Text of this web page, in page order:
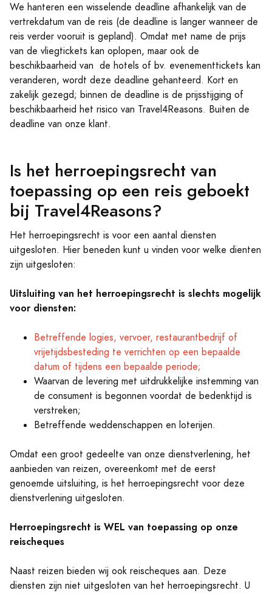
We hanteren een wisselende deadline afhankelijk van de
vertrekdatum van de reis (de deadline is langer wanneer de
reis verder vooruit is gepland). Omdat met name de prijs
van de vliegtickets kan oplopen, maar ook de
beschikbaarheid van de hotels of bv. evenementtickets kan
veranderen, wordt deze deadline gehanteerd. Kort en
zakelijk gezegd; binnen de deadline is de prijsstijging of
beschikbaarheid het risico van Travel4Reasons. Buiten de
deadline van onze klant.
Is het herroepingsrecht van
toepassing op een reis geboekt
bij Travel4Reasons?
Het herroepingsrecht is voor een aantal diensten
uitgesloten. Hier beneden kunt u vinden voor welke dienten
zijn uitgesloten:
Uitsluiting van het herroepingsrecht is slechts mogelijk
voor diensten:
Betreffende logies, vervoer, restaurantbedrijf of
vrijetijdsbesteding te verrichten op een bepaalde
datum of tijdens een bepaalde periode;
Waarvan de levering met uitdrukkelijke instemming van
de consument is begonnen voordat de bedenktijd is
verstreken;
Betreffende weddenschappen en loterijen.
Omdat een groot gedeelte van onze dienstverlening, het
aanbieden van reizen, overeenkomt met de eerst
genoemde uitsluiting, is het herroepingsrecht voor deze
dienstverlening uitgesloten.
Herroepingsrecht is WEL van toepassing op onze
reischeques
Naast reizen bieden wij ook reischeques aan. Deze
diensten zijn niet uitgesloten van het herroepingsrecht. U